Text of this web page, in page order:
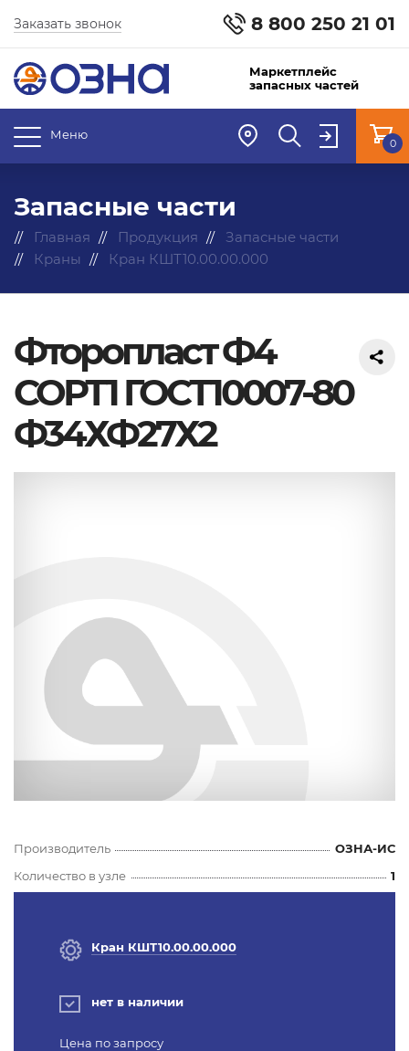
8 800 250 21 01
Заказать звонок
Маркетплейс
запасных частей
Меню
0
Запасные части
Главная Продукция
Запасные части
Краны
Кран КШТ10.00.00.000
Фторопласт Ф4
СОРТ1 ГОСТ10007-80
Ф34ХФ27Х2
Производитель
ОЗНА-ИС
Количество в узле
1
Кран КШТ10.00.00.000
нет в наличии
Цена по запросу